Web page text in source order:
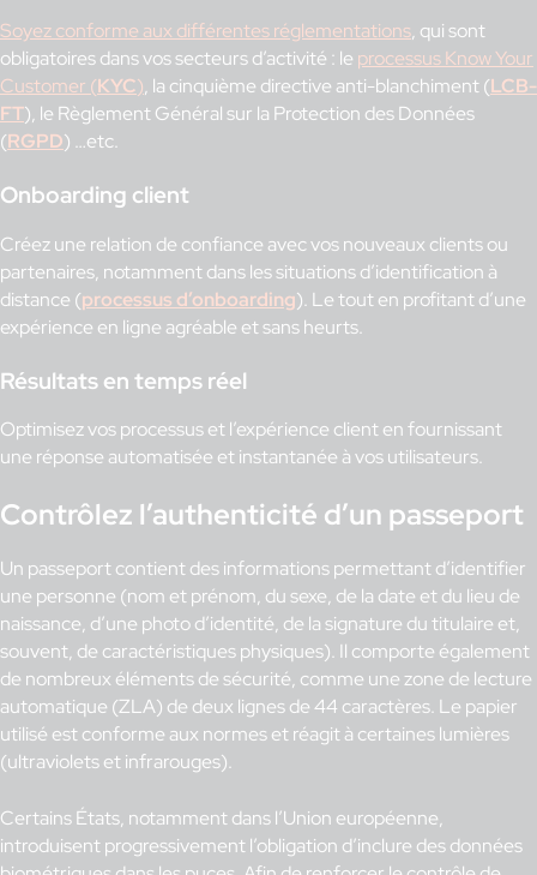
Soyez conforme aux différentes réglementations, qui sont
obligatoires dans vos secteurs d’activité : le processus Know Your
Customer (KYC), la cinquième directive anti-blanchiment (LCB-
FT), le Règlement Général sur la Protection des Données
(RGPD) …etc.
Onboarding client
Créez une relation de confiance avec vos nouveaux clients ou
partenaires, notamment dans les situations d’identification à
distance (processus d’onboarding). Le tout en profitant d’une
expérience en ligne agréable et sans heurts.
Résultats en temps réel
Optimisez vos processus et l’expérience client en fournissant
une réponse automatisée et instantanée à vos utilisateurs.
Contrôlez l’authenticité d’un passeport
Un passeport contient des informations permettant d’identifier
une personne (nom et prénom, du sexe, de la date et du lieu de
naissance, d’une photo d’identité, de la signature du titulaire et,
souvent, de caractéristiques physiques). Il comporte également
de nombreux éléments de sécurité, comme une zone de lecture
automatique (ZLA) de deux lignes de 44 caractères. Le papier
utilisé est conforme aux normes et réagit à certaines lumières
(ultraviolets et infrarouges).
Certains États, notamment dans l’Union européenne,
introduisent progressivement l’obligation d’inclure des données